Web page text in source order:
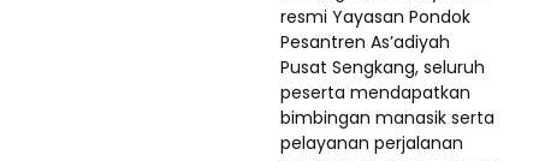
resmi Yayasan Pondok
Pesantren As’adiyah
Pusat Sengkang, seluruh
peserta mendapatkan
bimbingan manasik serta
pelayanan perjalanan